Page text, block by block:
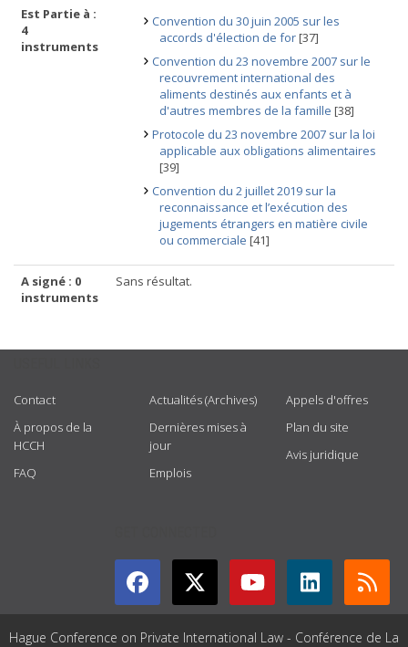
Est Partie à :
4
instruments
Convention du 30 juin 2005 sur les
accords d'élection de for[37]
Convention du 23 novembre 2007 sur le
recouvrement international des
aliments destinés aux enfants et à
d'autres membres de la famille [38]
Protocole du 23 novembre 2007 sur la loi
applicable aux obligations alimentaires
[39]
Convention du 2 juillet 2019 sur la
reconnaissance et l’exécution des
jugements étrangers en matière civile
ou commerciale [41]
A signé : 0
instruments
Sans résultat.
Contact
À propos de la
HCCH
FAQ
Actualités (Archives)
Dernières mises à
jour
Emplois
Appels d'offres
Plan du site
Avis juridique
Hague Conference on Private International Law - Conférence de La